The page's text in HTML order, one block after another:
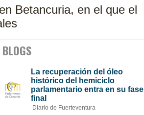
Betancuria, en el que el
BLOGS
La recuperación del óleo
histórico del hemiciclo
parlamentario entra en su fase
final
Diario de Fuerteventura